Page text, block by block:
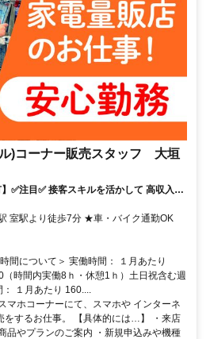
)コーナー販売スタッフ 大垣
✅️注目✅️ 接客スキルを活かして 高収入を
残業ほぼなし＆定時退社可」！
交通アクセス 最寄駅：室駅 室駅より徒歩7分 ★車・バイク通勤OK
間について＞ 実働時間： １月あたり
時間内実働8ｈ・休憩1ｈ）土日祝含む週
１月あたり 160....
マホコーナーにて、スマホや インターネ
をするお仕事。 【具体的には…】 ・来店
品やプランのご案内 ・新規申込みや機種